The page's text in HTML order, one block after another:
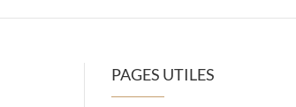
PAGES UTILES